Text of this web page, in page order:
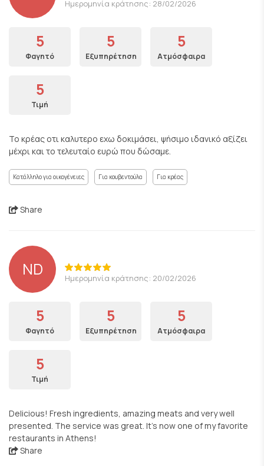
Ημερομηνία κράτησης: 28/02/2026
5
Φαγητό
5
Εξυπηρέτηση
5
Ατμόσφαιρα
5
Τιμή
Το κρέας οτι καλυτερο εχω δοκιμάσει, ψήσιμο ιδανικό αξίζει
μέχρι και το τελευταίο ευρώ που δώσαμε.
Κατάλληλο για οικογένειες Για κουβεντούλα Για κρέας
Share
ND Ημερομηνία κράτησης: 20/02/2026
5
Φαγητό
5
Εξυπηρέτηση
5
Ατμόσφαιρα
5
Τιμή
Delicious! Fresh ingredients, amazing meats and very well
presented. The service was great. It's now one of my favorite
restaurants in Athens!
Share